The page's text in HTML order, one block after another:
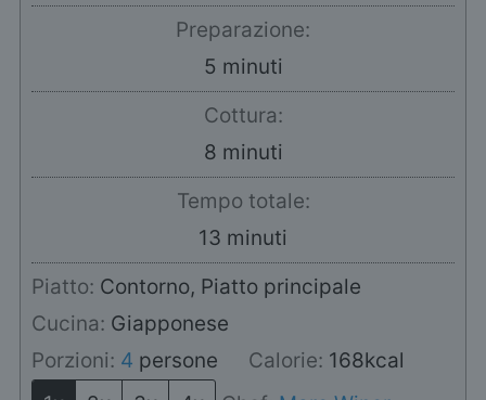
Preparazione:
5 minuti
minuti
Cottura:
8minuti
minuti
Tempo totale:
13 minuti
minuti
Piatto: Contorno, Piatto principale
Cucina: Giapponese
Porzioni: 4 persone Calorie: 168kcal